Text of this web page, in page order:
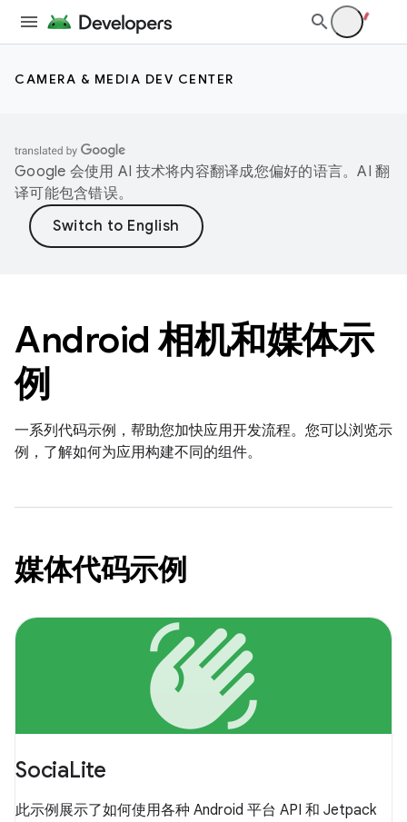
CAMERA & MEDIA DEV CENTER
Google 会使用 AI 技术将内容翻译成您偏好的语言。AI 翻
译可能包含错误。
Android 相机和媒体示
例
一系列代码示例，帮助您加快应用开发流程。您可以浏览示
例，了解如何为应用构建不同的组件。
媒体代码示例
waving_hand
SociaLite
此示例展示了如何使用各种 Android 平台 API 和 Jetpack